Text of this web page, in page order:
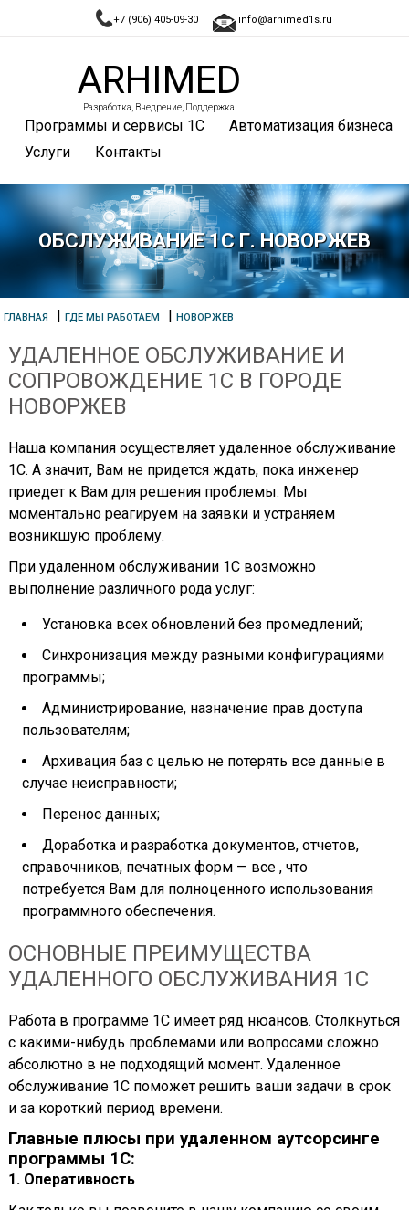
+7 (906) 405-09-30 info@arhimed1s.ru
ARHIMED
Разработка, Внедрение, Поддержка
Программы и сервисы 1С
Автоматизация бизнеса
Услуги
Контакты
ОБСЛУЖИВАНИЕ 1С Г. НОВОРЖЕВ
ГЛАВНАЯ |ГДЕ МЫ РАБОТАЕМ |НОВОРЖЕВ
УДАЛЕННОЕ ОБСЛУЖИВАНИЕ И
СОПРОВОЖДЕНИЕ 1С В ГОРОДЕ
НОВОРЖЕВ
Наша компания осуществляет удаленное обслуживание
1С. А значит, Вам не придется ждать, пока инженер
приедет к Вам для решения проблемы. Мы
моментально реагируем на заявки и устраняем
возникшую проблему.
При удаленном обслуживании 1С возможно
выполнение различного рода услуг:
Установка всех обновлений без промедлений;
Синхронизация между разными конфигурациями
программы;
Администрирование, назначение прав доступа
пользователям;
Архивация баз с целью не потерять все данные в
случае неисправности;
Перенос данных;
Доработка и разработка документов, отчетов,
справочников, печатных форм — все , что
потребуется Вам для полноценного использования
программного обеспечения.
ОСНОВНЫЕ ПРЕИМУЩЕСТВА
УДАЛЕННОГО ОБСЛУЖИВАНИЯ 1С
Работа в программе 1С имеет ряд нюансов. Столкнуться
с какими-нибудь проблемами или вопросами сложно
абсолютно в не подходящий момент. Удаленное
обслуживание 1С поможет решить ваши задачи в срок
и за короткий период времени.
Главные плюсы при удаленном аутсорсинге
программы 1С:
1. Оперативность